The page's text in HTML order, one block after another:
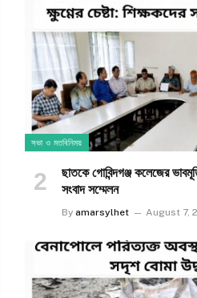
সভা ও মতবিনিময়
ছাতকে গোবিন্দগঞ্জ কলেজের
সংবাদ সম্মেলন
By amarsylhet August 7,